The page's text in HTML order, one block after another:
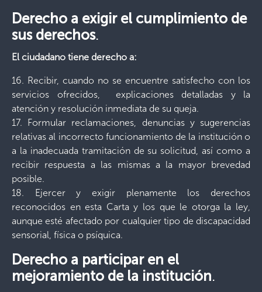
Derecho a exigir el cumplimiento de
sus derechos.
El ciudadano tiene derecho a:
16. Recibir, cuando no se encuentre satisfecho con los
servicios ofrecidos, explicaciones detalladas y la
atención y resolución inmediata de su queja.
17. Formular reclamaciones, denuncias y sugerencias
relativas al incorrecto funcionamiento de la institución o
a la inadecuada tramitación de su solicitud, así como a
recibir respuesta a las mismas a la mayor brevedad
posible.
18. Ejercer y exigir plenamente los derechos
reconocidos en esta Carta y los que le otorga la ley,
aunque esté afectado por cualquier tipo de discapacidad
sensorial, física o psíquica.
Derecho a participar en el
mejoramiento de la institución.